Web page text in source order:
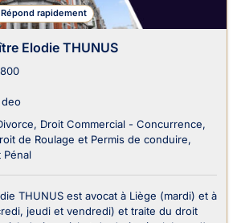
Répond rapidement
Elodie THUNUS
Droit Commercial - Concurrence
de Roulage et Permis de conduire
Pénal
THUNUS est avocat à Liège (mardi) et à
jeudi et vendredi) et traite du droit